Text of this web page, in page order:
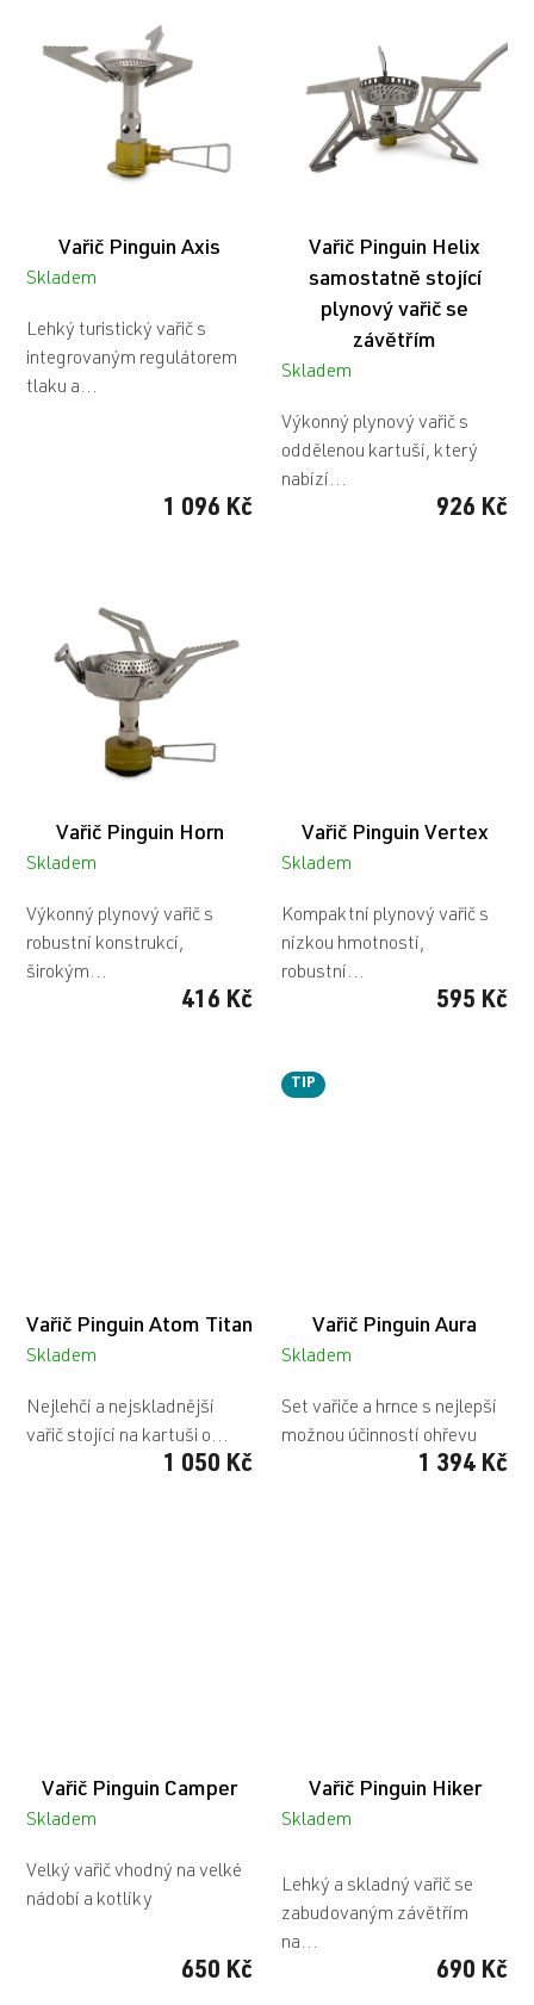
Vařič Pinguin Axis
Skladem
1 096 Kč
Lehký turistický vařič s
integrovaným regulátorem
tlaku a...
Vařič Pinguin Helix
samostatně stojící
plynový vařič se
závětřím
Skladem
926 Kč
Výkonný plynový vařič s
oddělenou kartuší, který
nabízí...
Vařič Pinguin Horn
Skladem
416 Kč
Výkonný plynový vařič s
robustní konstrukcí,
širokým...
Vařič Pinguin Vertex
Skladem
595 Kč
Kompaktní plynový vařič s
nízkou hmotností,
robustní...
Vařič Pinguin Atom Titan
Skladem
1 050 Kč
Nejlehčí a nejskladnější
vařič stojící na kartuši o...
TIP
Vařič Pinguin Aura
Skladem
1 394 Kč
Set vařiče a hrnce s nejlepší
možnou účinností ohřevu
Vařič Pinguin Camper
Skladem
650 Kč
Velký vařič vhodný na velké
nádobí a kotlíky
Vařič Pinguin Hiker
hodnocení
produktu
je
Skladem
690 Kč
Lehký a skladný vařič se
zabudovaným závětřím
na...